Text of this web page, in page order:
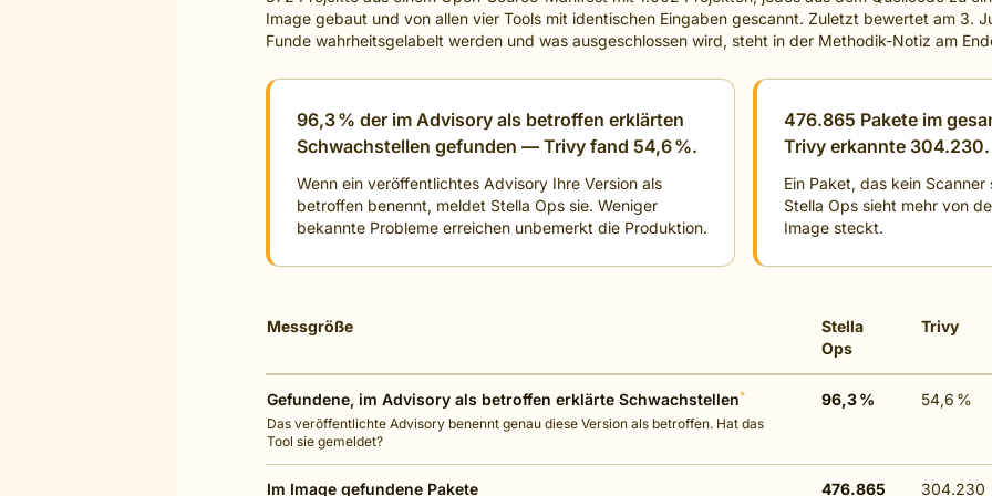
Image gebaut und von allen vier Tools mit identischen Eingaben gescannt. Zuletzt bewertet am 3.
Funde wahrheitsgelabelt werden und was ausgeschlossen wird, steht in der Methodik-Notiz am
96,3 % der im Advisory als betroffen erklärten
Schwachstellen gefunden — Trivy fand 54,6 %.
Wenn ein veröffentlichtes Advisory Ihre Version als
betroffen benennt, meldet Stella Ops sie. Weniger
bekannte Probleme erreichen unbemerkt die Produktion.
476.865 Pakete im
Trivy erkannte 304.230.
Ein Paket, das kein
Stella Ops sieht mehr von
Image steckt.
Messgröße
Stella
Ops
Trivy
Gefundene, im Advisory als betroffen erklärte Schwachstellen*
Das veröffentlichte Advisory benennt genau diese Version als betroffen. Hat das
Tool sie gemeldet?
96,3 % 54,6 %
Im Image gefundene Pakete 476.865 304.230